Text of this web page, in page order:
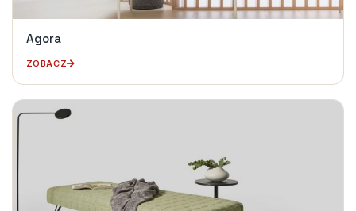
Agora
ZOBACZ